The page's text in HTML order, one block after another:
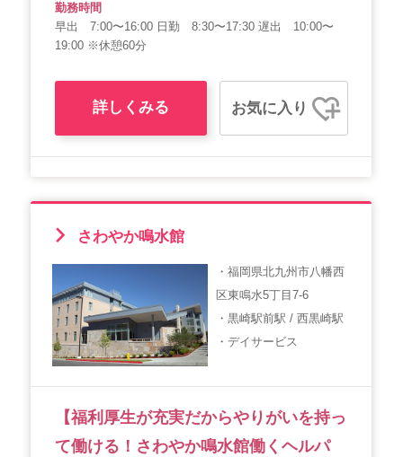
勤務時間
早出 7:00〜16:00 日勤 8:30〜17:30 遅出 10:00〜
19:00 ※休憩60分
詳しくみる お気に入り
さわやか鳴水館
・福岡県北九州市八幡西
区東鳴水5丁目7-6
・黒崎駅前駅 / 西黒崎駅
・デイサービス
【福利厚生が充実だからやりがいを持っ
て働ける！さわやか鳴水館働くヘルパ